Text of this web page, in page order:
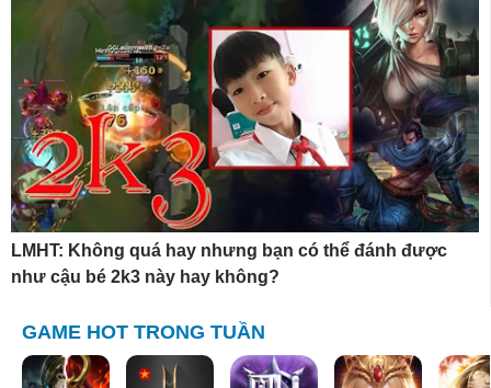
LMHT: Không quá hay nhưng bạn có thể đánh được
như cậu bé 2k3 này hay không?
GAME HOT TRONG TUẦN